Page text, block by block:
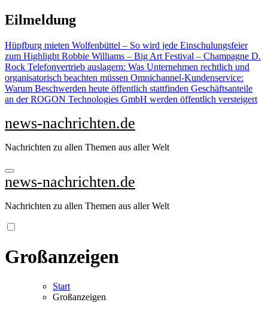
Zu
Inhalten
Eilmeldung
Hüpfburg mieten Wolfenbüttel – So wird jede Einschulungsfeier
zum Highlight Robbie Williams – Big Art Festival – Champagne D.
Rock Telefonvertrieb auslagern: Was Unternehmen rechtlich und
organisatorisch beachten müssen Omnichannel-Kundenservice:
Warum Beschwerden heute öffentlich stattfinden Geschäftsanteile
an der ROGON Technologies GmbH werden öffentlich versteigert
news-nachrichten.de
Nachrichten zu allen Themen aus aller Welt
news-nachrichten.de
Nachrichten zu allen Themen aus aller Welt
Großanzeigen
Start
Großanzeigen